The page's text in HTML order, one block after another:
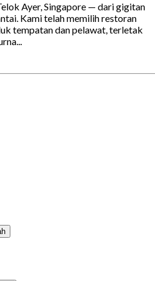
Ayer, Singapore — dari gigitan
Kami telah memilih restoran
tempatan dan pelawat, terletak